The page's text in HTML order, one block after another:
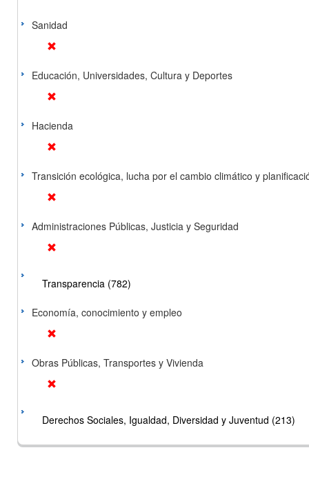
Sanidad
Educación, Universidades, Cultura y Deportes
Hacienda
Transición ecológica, lucha por el cambio climático y
Administraciones Públicas, Justicia y Seguridad
Transparencia (782)
Economía, conocimiento y empleo
Obras Públicas, Transportes y Vivienda
Derechos Sociales, Igualdad, Diversidad y Juventud (213)